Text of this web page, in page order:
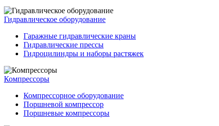
Гидравлическое оборудование
Гаражные гидравлические краны
Гидравлические прессы
Гидроцилиндры и наборы растяжек
Компрессоры
Компрессорное оборудование
Поршневой компрессор
Поршневые компрессоры